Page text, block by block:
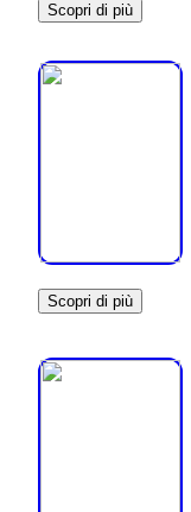
Scopri di più
Scopri di più